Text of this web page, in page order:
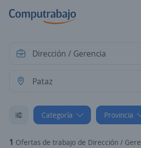
Categoría Provincia
1 Ofertas de trabajo de Dirección / Gerencia en Pataz, La Libertad